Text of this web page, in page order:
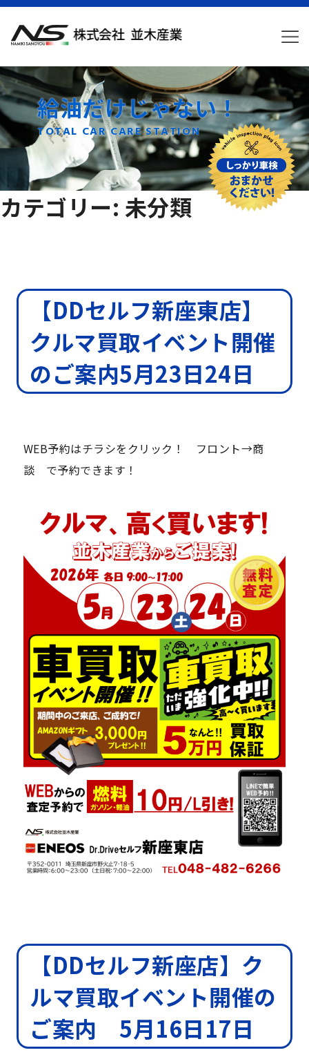
給油だけじゃない！
TOTAL CAR CARE STATION
カテゴリー: 未分類
【DDセルフ新座東店】
クルマ買取イベント開催
のご案内5月23日24日
WEB予約はチラシをクリック！ フロント→商
談 で予約できます！
【DDセルフ新座店】ク
ルマ買取イベント開催の
ご案内 5月16日17日